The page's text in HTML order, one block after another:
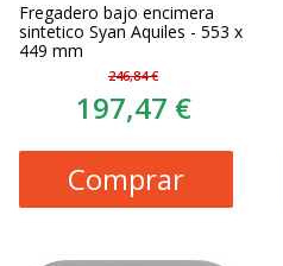
Fregadero bajo encimera
sintetico Syan Aquiles - 553 x
449 mm
246,84 €
197,47 €
Comprar